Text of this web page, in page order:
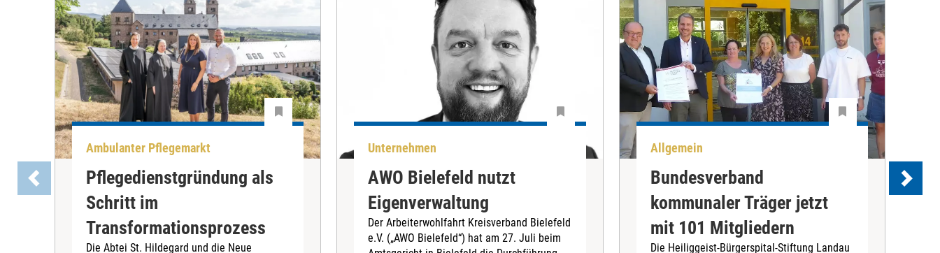
Ambulanter Pflegemarkt
Pflegedienstgründung als
Schritt im
Transformationsprozess
Die Abtei St. Hildegard und die Neue
Unternehmen
AWO Bielefeld nutzt
Eigenverwaltung
Der Arbeiterwohlfahrt Kreisverband Bielefeld
e.V. („AWO Bielefeld“) hat am 27. Juli beim
Allgemein
Bundesverband
kommunaler Träger jetzt
mit 101 Mitgliedern
Die Heiliggeist-Bürgerspital-Stiftung Landau